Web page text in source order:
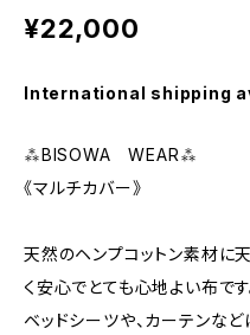
¥22,000
International shipping
⁂BISOWA WEAR⁂
《マルチカバー》
天然のヘンプコットン素材に
く安心でとても心地よい布です
ベッドシーツや、カーテンな